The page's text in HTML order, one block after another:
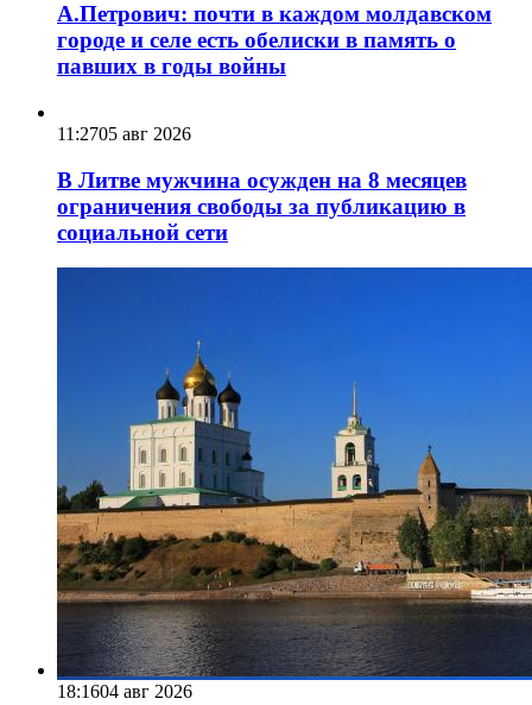
А.Петрович: почти в каждом молдавском
городе и селе есть обелиски в память о
павших в годы войны
11:2705 авг 2026
В Литве мужчина осужден на 8 месяцев
ограничения свободы за публикацию в
социальной сети
18:1604 авг 2026